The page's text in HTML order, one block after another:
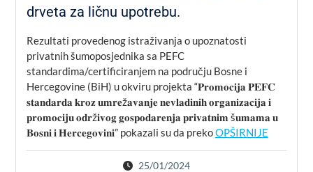
drveta za ličnu upotrebu.
Rezultati provedenog istraživanja o upoznatosti
privatnih šumoposjednika sa PEFC
standardima/certificiranjem na području Bosne i
Hercegovine (BiH) u okviru projekta “𝐏𝐫𝐨𝐦𝐨𝐜𝐢𝐣𝐚 𝐏𝐄𝐅𝐂
𝐬𝐭𝐚𝐧𝐝𝐚𝐫𝐝𝐚 𝐤𝐫𝐨𝐳 𝐮𝐦𝐫𝐞ž𝐚𝐯𝐚𝐧𝐣𝐞 𝐧𝐞𝐯𝐥𝐚𝐝𝐢𝐧𝐢𝐡 𝐨𝐫𝐠𝐚𝐧𝐢𝐳𝐚𝐜𝐢𝐣𝐚 𝐢
𝐩𝐫𝐨𝐦𝐨𝐜𝐢𝐣𝐮 𝐨𝐝𝐫ž𝐢𝐯𝐨𝐠 𝐠𝐨𝐬𝐩𝐨𝐝𝐚𝐫𝐞𝐧𝐣𝐚 𝐩𝐫𝐢𝐯𝐚𝐭𝐧𝐢𝐦 š𝐮𝐦𝐚𝐦𝐚 𝐮
𝐁𝐨𝐬𝐧𝐢 𝐢 𝐇𝐞𝐫𝐜𝐞𝐠𝐨𝐯𝐢𝐧𝐢” pokazali su da prekoOPŠIRNIJE
25/01/2024